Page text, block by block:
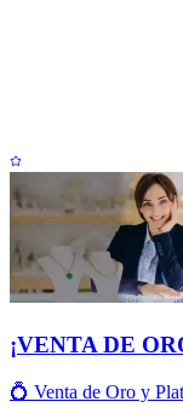
¡VENTA DE
💍 Venta de Oro y